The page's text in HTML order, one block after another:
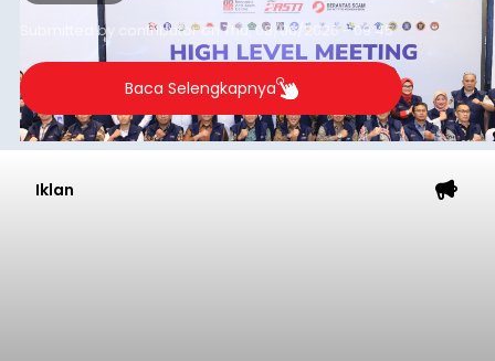
Submitted by contributoronThu, 08/06/2026 - 09:45
Baca Selengkapnya
Iklan